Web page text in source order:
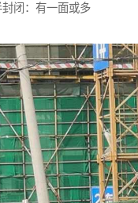
闭：有一面或多